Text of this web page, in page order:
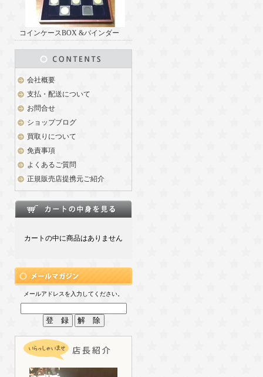
コインケースBOX &バインダー
会社概要
支払・配送について
お問合せ
ショップブログ
買取りについて
免責事項
よくあるご質問
正規販売店提携元ご紹介
カートの中に商品はありません
メールアドレスを入力してください。